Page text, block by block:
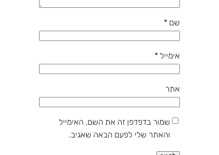
שם *
אימייל *
אתר
שמור בדפדפן זה את השם, האימייל
והאתר שלי לפעם הבאה שאגיב.